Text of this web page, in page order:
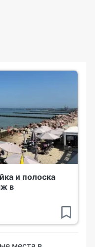
и полоска
в